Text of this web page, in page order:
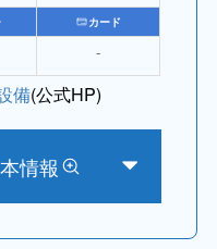
カード
⁻
備(公式HP)
情報